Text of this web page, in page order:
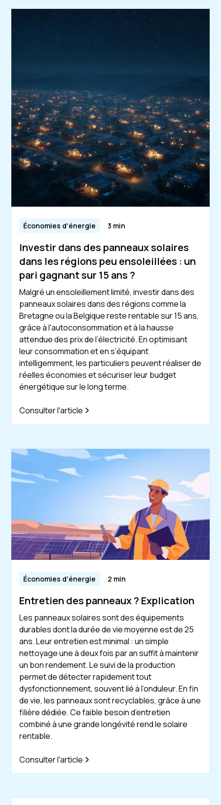
Économies d'énergie 3 min
Investir dans des panneaux solaires
dans les régions peu ensoleillées : un
pari gagnant sur 15 ans ?
Malgré un ensoleillement limité, investir dans des
panneaux solaires dans des régions comme la
Bretagne ou la Belgique reste rentable sur 15 ans,
grâce à l'autoconsommation et à la hausse
attendue des prix de l’électricité. En optimisant
leur consommation et en s’équipant
intelligemment, les particuliers peuvent réaliser de
réelles économies et sécuriser leur budget
énergétique sur le long terme.
Consulter l'article
Économies d'énergie 2 min
Entretien des panneaux ? Explication
Les panneaux solaires sont des équipements
durables dont la durée de vie moyenne est de 25
ans. Leur entretien est minimal : un simple
nettoyage une à deux fois par an suffit à maintenir
un bon rendement. Le suivi de la production
permet de détecter rapidement tout
dysfonctionnement, souvent lié à l’onduleur. En fin
de vie, les panneaux sont recyclables, grâce à une
filière dédiée. Ce faible besoin d’entretien
combiné à une grande longévité rend le solaire
rentable.
Consulter l'article